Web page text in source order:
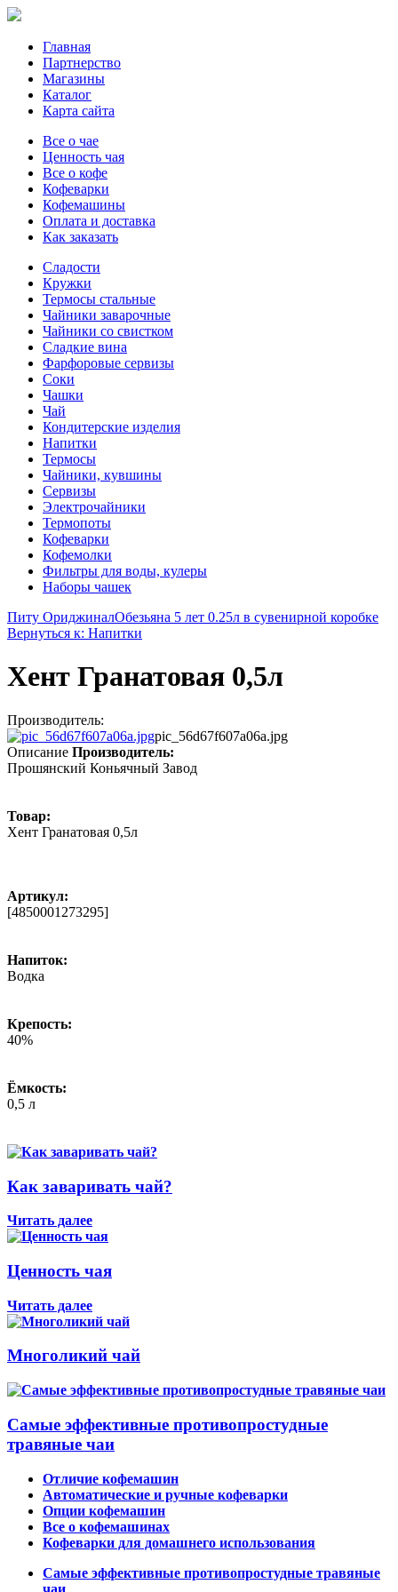
Главная
Партнерство
Магазины
Каталог
Карта сайта
Все о чае
Ценность чая
Все о кофе
Кофеварки
Кофемашины
Оплата и доставка
Как заказать
Сладости
Кружки
Термосы стальные
Чайники заварочные
Чайники со свистком
Сладкие вина
Фарфоровые сервизы
Соки
Чашки
Чай
Кондитерские изделия
Напитки
Термосы
Чайники, кувшины
Сервизы
Электрочайники
Термопоты
Кофеварки
Кофемолки
Фильтры для воды, кулеры
Наборы чашек
Питу ОриджиналОбезьяна 5 лет 0.25л в сувенирной коробке
Вернуться к: Напитки
Хент Гранатовая 0,5л
Производитель:
pic_56d67f607a06a.jpg
Описание Производитель:
Прошянский Коньячный Завод
Товар:
Хент Гранатовая 0,5л
Артикул:
[4850001273295]
Напиток:
Водка
Крепость:
40%
Ёмкость:
0,5 л
Как заваривать чай?
Читать далее
Ценность чая
Читать далее
Многоликий чай
Самые эффективные противопростудные
травяные чаи
Отличие кофемашин
Автоматические и ручные кофеварки
Опции кофемашин
Все о кофемашинах
Кофеварки для домашнего использования
Самые эффективные противопростудные травяные
чаи